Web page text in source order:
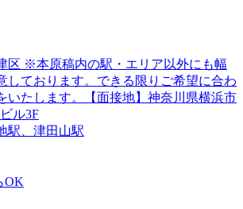
区 ※本原稿内の駅・エリア以外にも幅
しております。できる限りご希望に合わ
いたします。【面接地】神奈川県横浜市
ル3F
駅、津田山駅
OK